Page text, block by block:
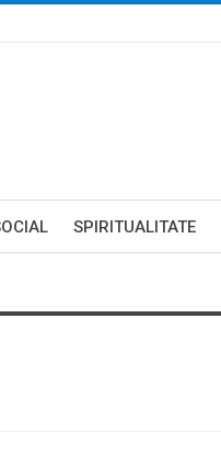
SPIRITUALITATE